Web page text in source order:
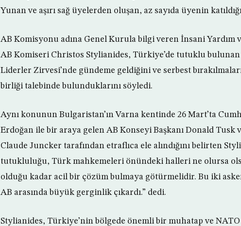
Yunan ve aşırı sağ üyelerden oluşan, az sayıda üyenin
AB Komisyonu adına Genel Kurula bilgi veren İnsani
AB Komiseri Christos Stylianides, Türkiye’de tutuklu
Liderler Zirvesi’nde gündeme geldiğini ve serbest
birliği talebinde bulunduklarını söyledi.
Aynı konunun Bulgaristan’ın Varna kentinde 26 Mart’ta
Erdoğan ile bir araya gelen AB Konseyi Başkanı Donald Tusk
Claude Juncker tarafından etraflıca ele alındığını belirten
tutukluluğu, Türk mahkemeleri önündeki halleri ne olursa
olduğu kadar acil bir çözüm bulmaya götürmelidir. Bu iki
AB arasında büyük gerginlik çıkardı.” dedi.
Stylianides, Türkiye’nin bölgede önemli bir muhatap ve